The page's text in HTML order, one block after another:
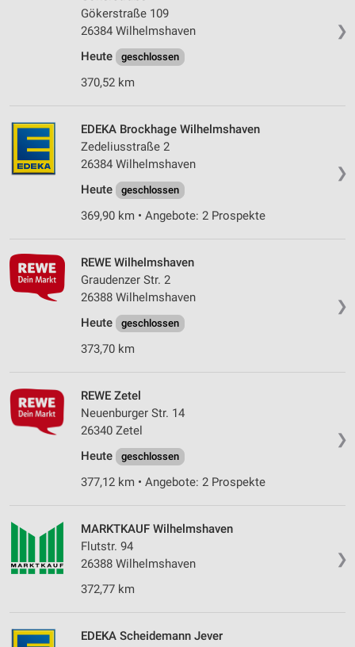
❯
Gökerstraße 109
26384 Wilhelmshaven
Heute
geschlossen
370,52 km
❯
EDEKA Brockhage Wilhelmshaven
Zedeliusstraße 2
26384 Wilhelmshaven
Heute
geschlossen
369,90 km • Angebote: 2 Prospekte
❯
REWE Wilhelmshaven
Graudenzer Str. 2
26388 Wilhelmshaven
Heute
geschlossen
373,70 km
❯
REWE Zetel
Neuenburger Str. 14
26340 Zetel
Heute
geschlossen
377,12 km • Angebote: 2 Prospekte
❯
MARKTKAUF Wilhelmshaven
Flutstr. 94
26388 Wilhelmshaven
372,77 km
EDEKA Scheidemann Jever